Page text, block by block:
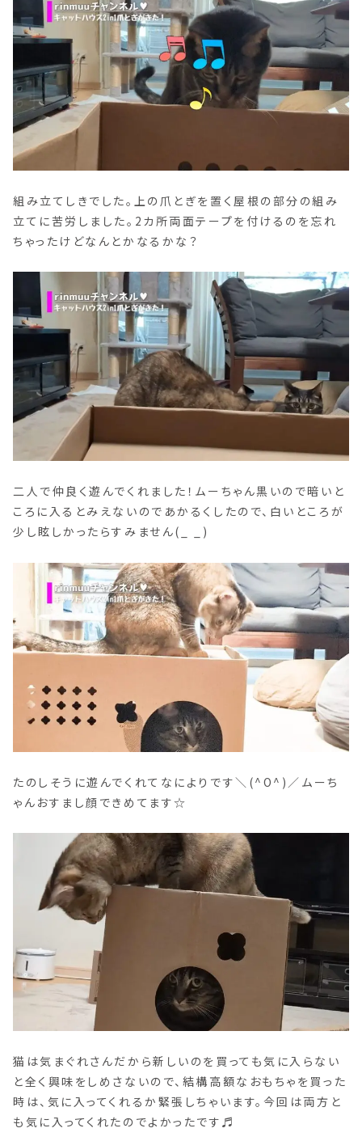
組み立てしきでした。上の爪とぎを置く屋根の部分の組み
立てに苦労しました。2カ所両面テープを付けるのを忘れ
ちゃったけどなんとかなるかな？
二人で仲良く遊んでくれました！ムーちゃん黒いので暗いと
ころに入るとみえないのであかるくしたので、白いところが
少し眩しかったらすみません(_ _)
たのしそうに遊んでくれてなによりです＼(^O^)／ムーち
ゃんおすまし顔できめてます☆
猫は気まぐれさんだから新しいのを買っても気に入らない
と全く興味をしめさないので、結構高額なおもちゃを買った
時は、気に入ってくれるか緊張しちゃいます。今回は両方と
も気に入ってくれたのでよかったです♬